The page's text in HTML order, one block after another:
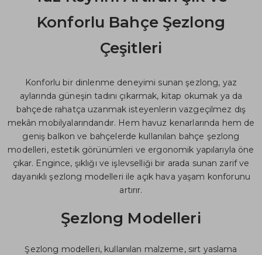
Konforlu Bahçe Şezlong
Çeşitleri
Konforlu bir dinlenme deneyimi sunan şezlong, yaz
aylarında güneşin tadını çıkarmak, kitap okumak ya da
bahçede rahatça uzanmak isteyenlerin vazgeçilmez dış
mekân mobilyalarındandır. Hem havuz kenarlarında hem de
geniş balkon ve bahçelerde kullanılan bahçe şezlong
modelleri, estetik görünümleri ve ergonomik yapılarıyla öne
çıkar. Engince, şıklığı ve işlevselliği bir arada sunan zarif ve
dayanıklı şezlong modelleri ile açık hava yaşam konforunu
artırır.
Şezlong Modelleri
Şezlong modelleri, kullanılan malzeme, sırt yaslama